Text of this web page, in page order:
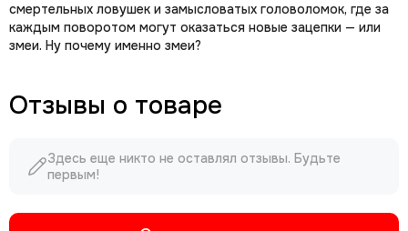
смертельных ловушек и замысловатых головоломок, где за
каждым поворотом могут оказаться новые зацепки — или
змеи. Ну почему именно змеи?
Отзывы о товаре
Здесь еще никто не оставлял отзывы. Будьте
первым!